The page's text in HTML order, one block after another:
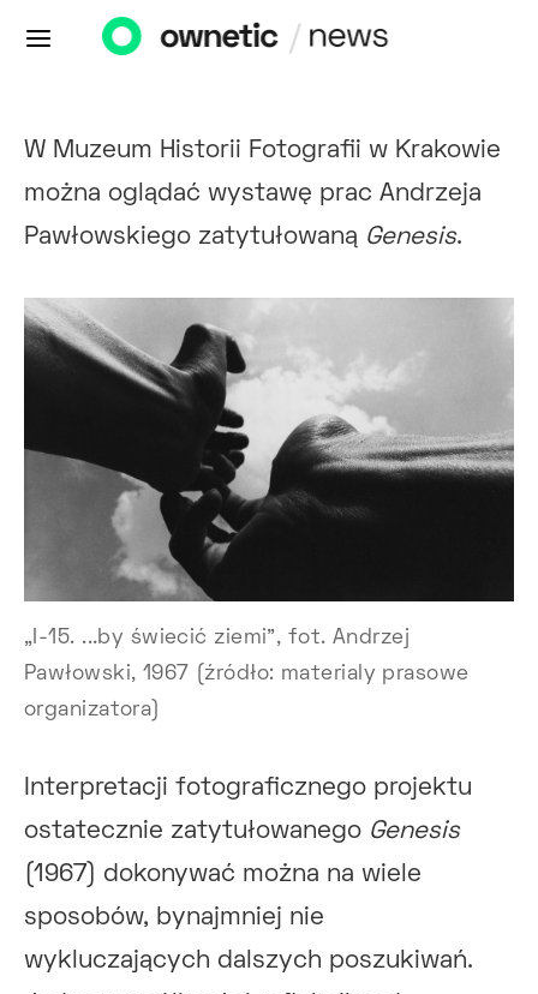
W Muzeum Historii Fotografii w Krakowie
można oglądać wystawę prac Andrzeja
Pawłowskiego zatytułowaną Genesis.
„I-15. ...by świecić ziemi”, fot. Andrzej
Pawłowski, 1967 (źródło: materialy prasowe
organizatora)
Interpretacji fotograficznego projektu
ostatecznie zatytułowanego Genesis
(1967) dokonywać można na wiele
sposobów, bynajmniej nie
wykluczających dalszych poszukiwań.